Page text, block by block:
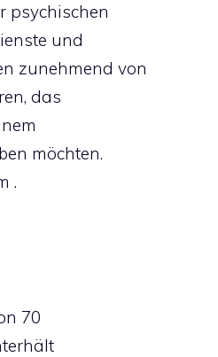
psychischen
und
zunehmend von
das
möchten.
.
70